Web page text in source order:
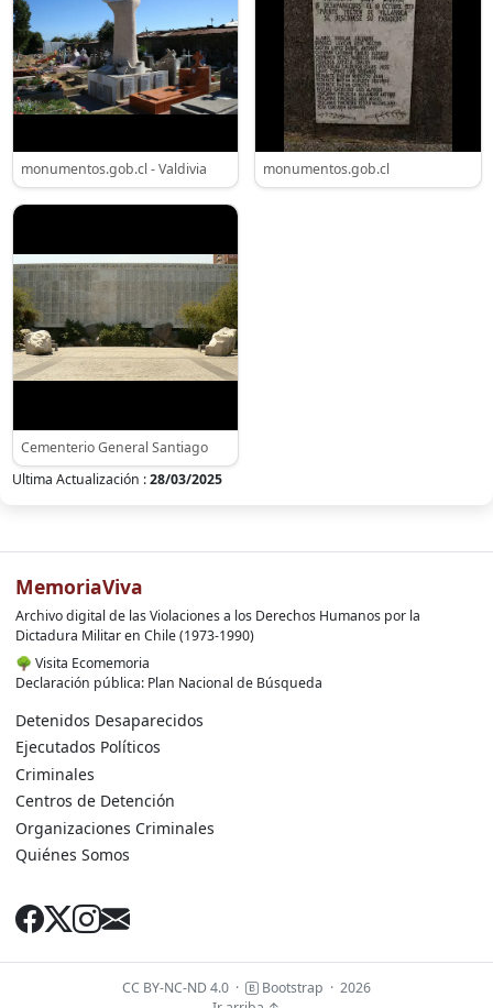
monumentos.gob.cl - Valdivia monumentos.gob.cl
Cementerio General Santiago
Ultima Actualización :28/03/2025
MemoriaViva
Archivo digital de las Violaciones a los Derechos Humanos por la
Dictadura Militar en Chile (1973-1990)
🌳 Visita Ecomemoria
Declaración pública: Plan Nacional de Búsqueda
Detenidos Desaparecidos
Ejecutados Políticos
Criminales
Centros de Detención
Organizaciones Criminales
Quiénes Somos
CC BY-NC-ND 4.0 · Bootstrap · 2026